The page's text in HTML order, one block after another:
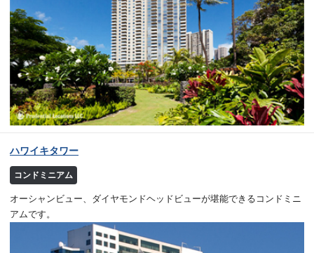
ハワイキタワー
コンドミニアム
オーシャンビュー、ダイヤモンドヘッドビューが堪能できるコンドミニ
アムです。